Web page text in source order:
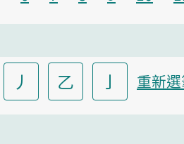
丿 乙 亅 重新